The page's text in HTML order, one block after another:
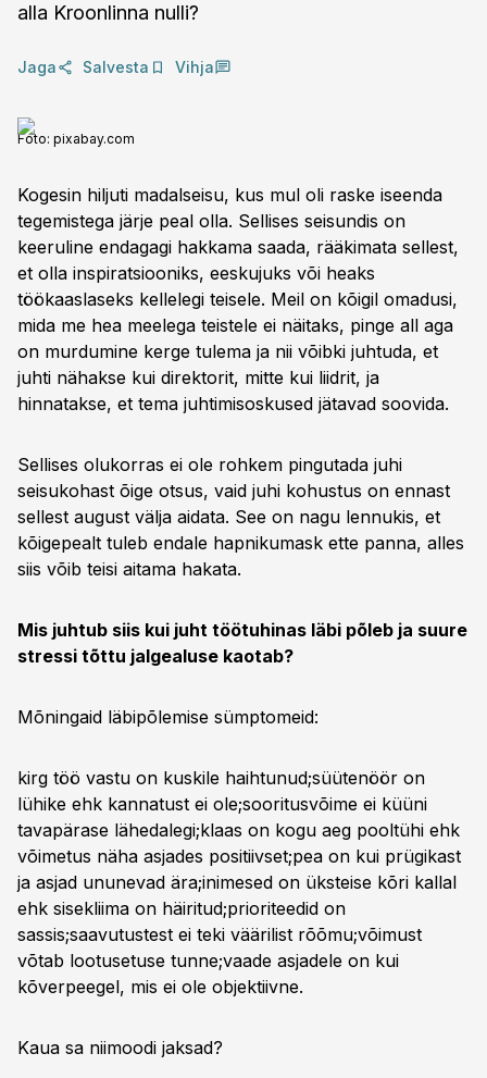
alla Kroonlinna nulli?
Jaga Salvesta Vihja
Foto: pixabay.com
Kogesin hiljuti madalseisu, kus mul oli raske iseenda
tegemistega järje peal olla. Sellises seisundis on
keeruline endagagi hakkama saada, rääkimata sellest,
et olla inspiratsiooniks, eeskujuks või heaks
töökaaslaseks kellelegi teisele. Meil on kõigil omadusi,
mida me hea meelega teistele ei näitaks, pinge all aga
on murdumine kerge tulema ja nii võibki juhtuda, et
juhti nähakse kui direktorit, mitte kui liidrit, ja
hinnatakse, et tema juhtimisoskused jätavad soovida.
Sellises olukorras ei ole rohkem pingutada juhi
seisukohast õige otsus, vaid juhi kohustus on ennast
sellest august välja aidata. See on nagu lennukis, et
kõigepealt tuleb endale hapnikumask ette panna, alles
siis võib teisi aitama hakata.
Mis juhtub siis kui juht töötuhinas läbi põleb ja suure
stressi tõttu jalgealuse kaotab?
Mõningaid läbipõlemise sümptomeid:
kirg töö vastu on kuskile haihtunud;süütenöör on
lühike ehk kannatust ei ole;sooritusvõime ei küüni
tavapärase lähedalegi;klaas on kogu aeg pooltühi ehk
võimetus näha asjades positiivset;pea on kui prügikast
ja asjad ununevad ära;inimesed on üksteise kõri kallal
ehk sisekliima on häiritud;prioriteedid on
sassis;saavutustest ei teki väärilist rõõmu;võimust
võtab lootusetuse tunne;vaade asjadele on kui
kõverpeegel, mis ei ole objektiivne.
Kaua sa niimoodi jaksad?